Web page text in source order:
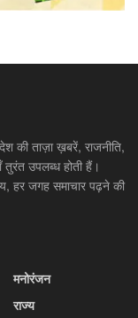
ताज़ा ख़बरें, राजनीति,
उपलब्ध होती हैं।
हर जगह समाचार पढ़ने की
मनोरंजन
राज्य